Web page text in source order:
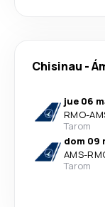
Chisinau -
jue 06
RMO-
Tarom
dom 09
AMS-
Tarom